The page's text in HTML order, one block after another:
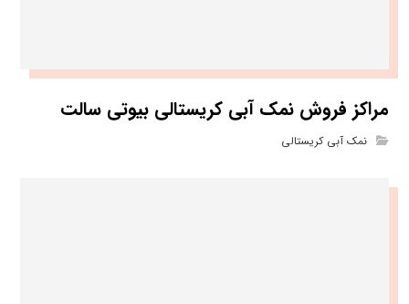
مراکز فروش نمک آبی کریستالی بیوتی سالت
نمک آبی کریستالی